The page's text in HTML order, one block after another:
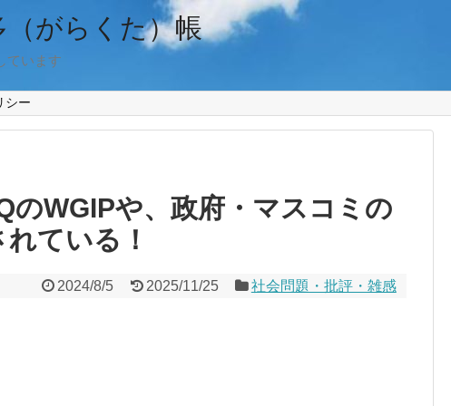
がらくた）帳
ています
シー
のWGIPや、政府・マスコミの
ている！
2024/8/5 2025/11/25 社会問題・批評・雑感